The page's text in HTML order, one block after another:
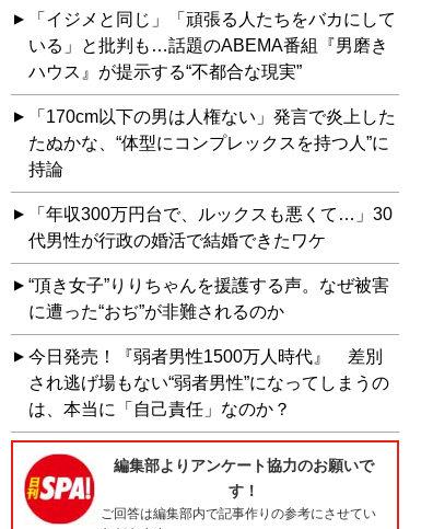
「イジメと同じ」「頑張る人たちをバカにして
いる」と批判も…話題のABEMA番組『男磨き
ハウス』が提示する“不都合な現実”
「170cm以下の男は人権ない」発言で炎上した
たぬかな、“体型にコンプレックスを持つ人”に
持論
「年収300万円台で、ルックスも悪くて…」30
代男性が行政の婚活で結婚できたワケ
“頂き女子”りりちゃんを援護する声。なぜ被害
に遭った“おぢ”が非難されるのか
今日発売！『弱者男性1500万人時代』 差別
され逃げ場もない“弱者男性”になってしまうの
は、本当に「自己責任」なのか？